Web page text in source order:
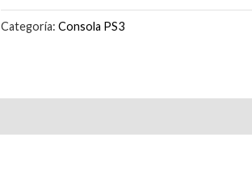
Categoría:Consola PS3